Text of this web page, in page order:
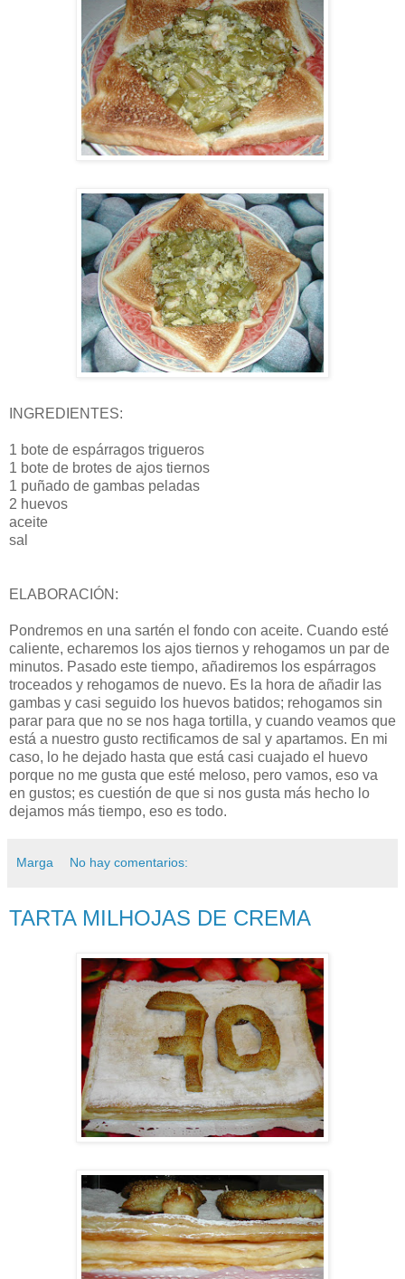
INGREDIENTES:
1 bote de espárragos trigueros
1 bote de brotes de ajos tiernos
1 puñado de gambas peladas
2 huevos
aceite
sal
ELABORACIÓN:
Pondremos en una sartén el fondo con aceite. Cuando esté
caliente, echaremos los ajos tiernos y rehogamos un par de
minutos. Pasado este tiempo, añadiremos los espárragos
troceados y rehogamos de nuevo. Es la hora de añadir las
gambas y casi seguido los huevos batidos; rehogamos sin
parar para que no se nos haga tortilla, y cuando veamos que
está a nuestro gusto rectificamos de sal y apartamos. En mi
caso, lo he dejado hasta que está casi cuajado el huevo
porque no me gusta que esté meloso, pero vamos, eso va
en gustos; es cuestión de que si nos gusta más hecho lo
dejamos más tiempo, eso es todo.
Marga No hay comentarios:
TARTA MILHOJAS DE CREMA